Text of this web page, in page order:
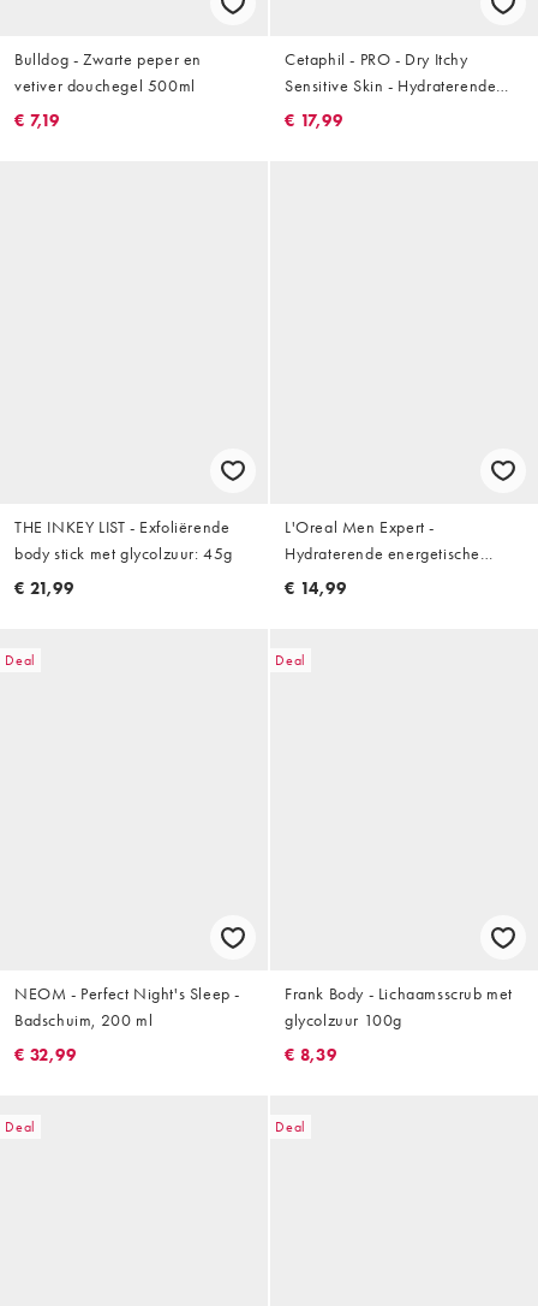
Bulldog - Zwarte peper en
vetiver douchegel 500ml
€ 7,19
Cetaphil - PRO - Dry Itchy
Sensitive Skin - Hydraterende
bodywash 295ml
€ 17,99
THE INKEY LIST - Exfoliërende
body stick met glycolzuur: 45g
€ 21,99
L'Oreal Men Expert -
Hydraterende energetische
douchegel Large XXL - 1ml
€ 14,99
Deal
NEOM - Perfect Night's Sleep -
Badschuim, 200 ml
€ 32,99
Deal
Frank Body - Lichaamsscrub met
glycolzuur 100g
€ 8,39
Deal Deal